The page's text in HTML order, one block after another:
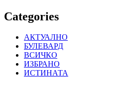
Categories
АКТУАЛНО
БУЛЕВАРД
ВСИЧКО
ИЗБРАНО
ИСТИНАТА